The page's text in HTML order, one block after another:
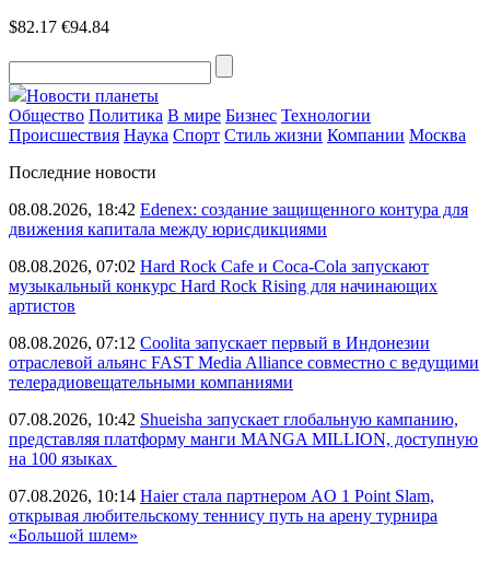
$82.17 €94.84
Новости планеты
Общество Политика В мире Бизнес Технологии
Происшествия Наука Спорт Стиль жизни Компании Москва
Последние новости
08.08.2026, 18:42 Edenex: создание защищенного контура для
движения капитала между юрисдикциями
08.08.2026, 07:02 Hard Rock Cafe и Coca-Cola запускают
музыкальный конкурс Hard Rock Rising для начинающих
артистов
08.08.2026, 07:12 Coolita запускает первый в Индонезии
отраслевой альянс FAST Media Alliance совместно с ведущими
телерадиовещательными компаниями
07.08.2026, 10:42 Shueisha запускает глобальную кампанию,
представляя платформу манги MANGA MILLION, доступную
на 100 языках
07.08.2026, 10:14 Haier стала партнером AO 1 Point Slam,
открывая любительскому теннису путь на арену турнира
«Большой шлем»